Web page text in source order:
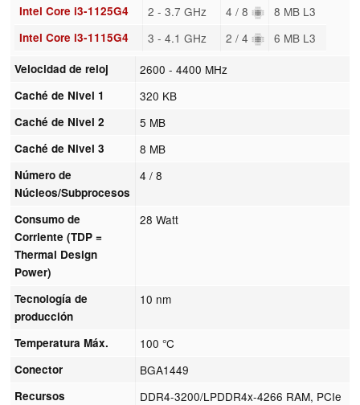
Intel Core i3-1125G4 2 - 3.7 GHz 4 / 8 8 MB L3
Intel Core i3-1115G4 3 - 4.1 GHz 2 / 4 6 MB L3
Velocidad de reloj 2600 - 4400 MHz
Caché de Nivel 1 320 KB
Caché de Nivel 2 5 MB
Caché de Nivel 3 8 MB
Número de
Núcleos/Subprocesos
4 / 8
Consumo de
Corriente (TDP =
Thermal Design
Power)
28 Watt
Tecnología de
producción
10 nm
Temperatura Máx. 100 °C
Conector BGA1449
Recursos
DDR4-3200/LPDDR4x-4266 RAM, PCIe